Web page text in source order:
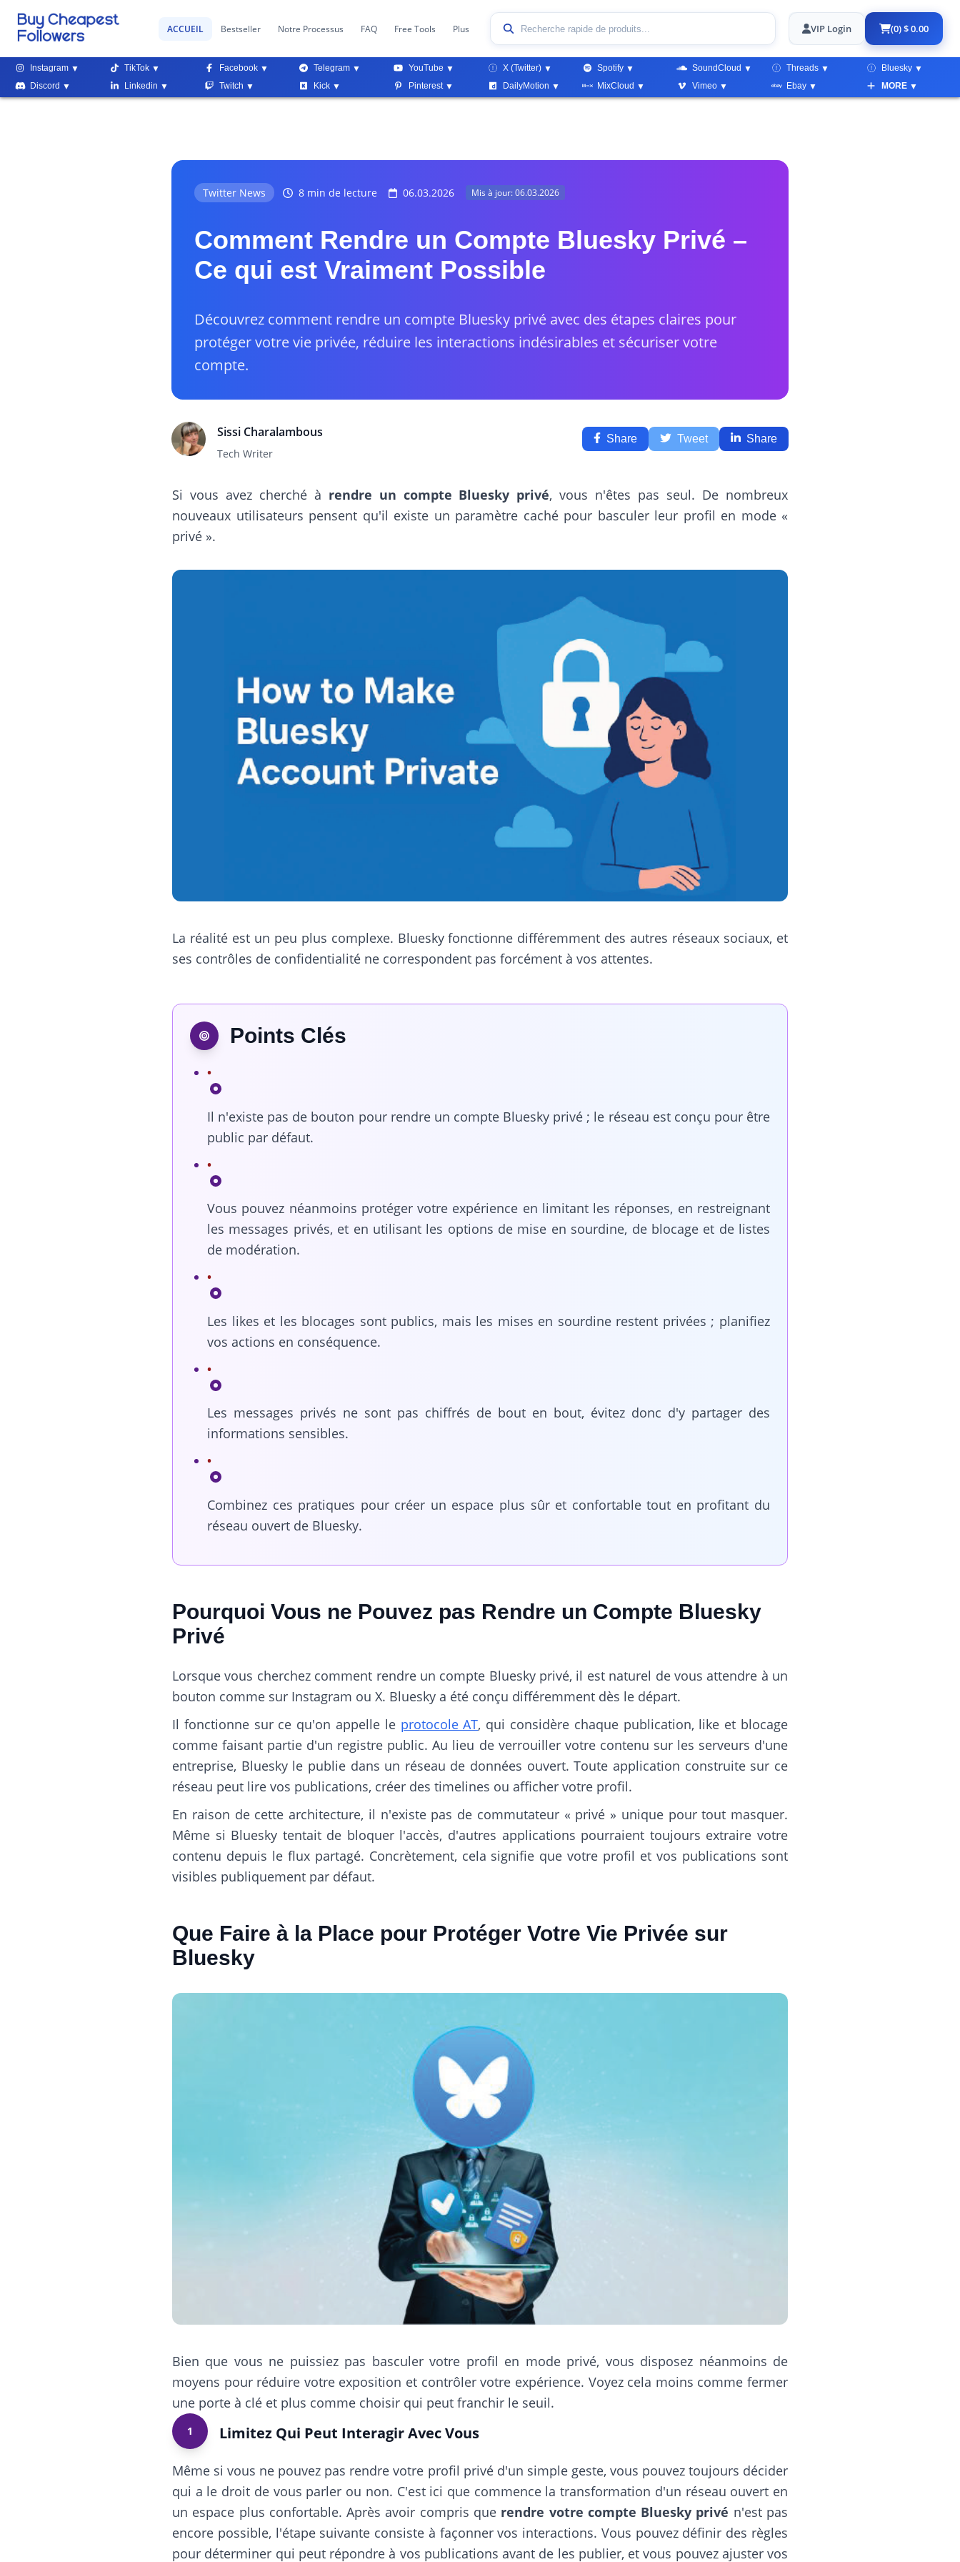
ACCUEIL Bestseller Notre Processus FAQ Free Tools Plus VIP Login (0) $ 0.00
Instagram TikTok Facebook Telegram YouTube X (Twitter) Spotify SoundCloud Threads
Bluesky
Discord
Linkedin Twitch Kick Pinterest DailyMotion MixCloud Vimeo Ebay MORE
Twitter News 8 min de lecture 06.03.2026 Mis à jour: 06.03.2026
Comment Rendre un Compte Bluesky Privé –
Ce qui est Vraiment Possible
Découvrez comment rendre un compte Bluesky privé avec des étapes claires pour
protéger votre vie privée, réduire les interactions indésirables et sécuriser votre
compte.
Sissi Charalambous
Tech Writer
Share Tweet Share
Si vous avez cherché à rendre un compte Bluesky privé, vous n'êtes pas seul. De nombreux
nouveaux utilisateurs pensent qu'il existe un paramètre caché pour basculer leur profil en mode «
privé ».
La réalité est un peu plus complexe. Bluesky fonctionne différemment des autres réseaux sociaux, et
ses contrôles de confidentialité ne correspondent pas forcément à vos attentes.
Points Clés
Il n'existe pas de bouton pour rendre un compte Bluesky privé ; le réseau est conçu pour être
public par défaut.
Vous pouvez néanmoins protéger votre expérience en limitant les réponses, en restreignant
les messages privés, et en utilisant les options de mise en sourdine, de blocage et de listes
de modération.
Les likes et les blocages sont publics, mais les mises en sourdine restent privées ; planifiez
vos actions en conséquence.
Les messages privés ne sont pas chiffrés de bout en bout, évitez donc d'y partager des
informations sensibles.
Combinez ces pratiques pour créer un espace plus sûr et confortable tout en profitant du
réseau ouvert de Bluesky.
Pourquoi Vous ne Pouvez pas Rendre un Compte Bluesky
Privé
Lorsque vous cherchez comment rendre un compte Bluesky privé, il est naturel de vous attendre à un
bouton comme sur Instagram ou X. Bluesky a été conçu différemment dès le départ.
Il fonctionne sur ce qu'on appelle le protocole AT, qui considère chaque publication, like et blocage
comme faisant partie d'un registre public. Au lieu de verrouiller votre contenu sur les serveurs d'une
entreprise, Bluesky le publie dans un réseau de données ouvert. Toute application construite sur ce
réseau peut lire vos publications, créer des timelines ou afficher votre profil.
En raison de cette architecture, il n'existe pas de commutateur « privé » unique pour tout masquer.
Même si Bluesky tentait de bloquer l'accès, d'autres applications pourraient toujours extraire votre
contenu depuis le flux partagé. Concrètement, cela signifie que votre profil et vos publications sont
visibles publiquement par défaut.
Que Faire à la Place pour Protéger Votre Vie Privée sur
Bluesky
Bien que vous ne puissiez pas basculer votre profil en mode privé, vous disposez néanmoins de
moyens pour réduire votre exposition et contrôler votre expérience. Voyez cela moins comme fermer
une porte à clé et plus comme choisir qui peut franchir le seuil.
1 Limitez Qui Peut Interagir Avec Vous
Même si vous ne pouvez pas rendre votre profil privé d'un simple geste, vous pouvez toujours décider
qui a le droit de vous parler ou non. C'est ici que commence la transformation d'un réseau ouvert en
un espace plus confortable. Après avoir compris que rendre votre compte Bluesky privé n'est pas
encore possible, l'étape suivante consiste à façonner vos interactions. Vous pouvez définir des règles
pour déterminer qui peut répondre à vos publications avant de les publier, et vous pouvez ajuster vos